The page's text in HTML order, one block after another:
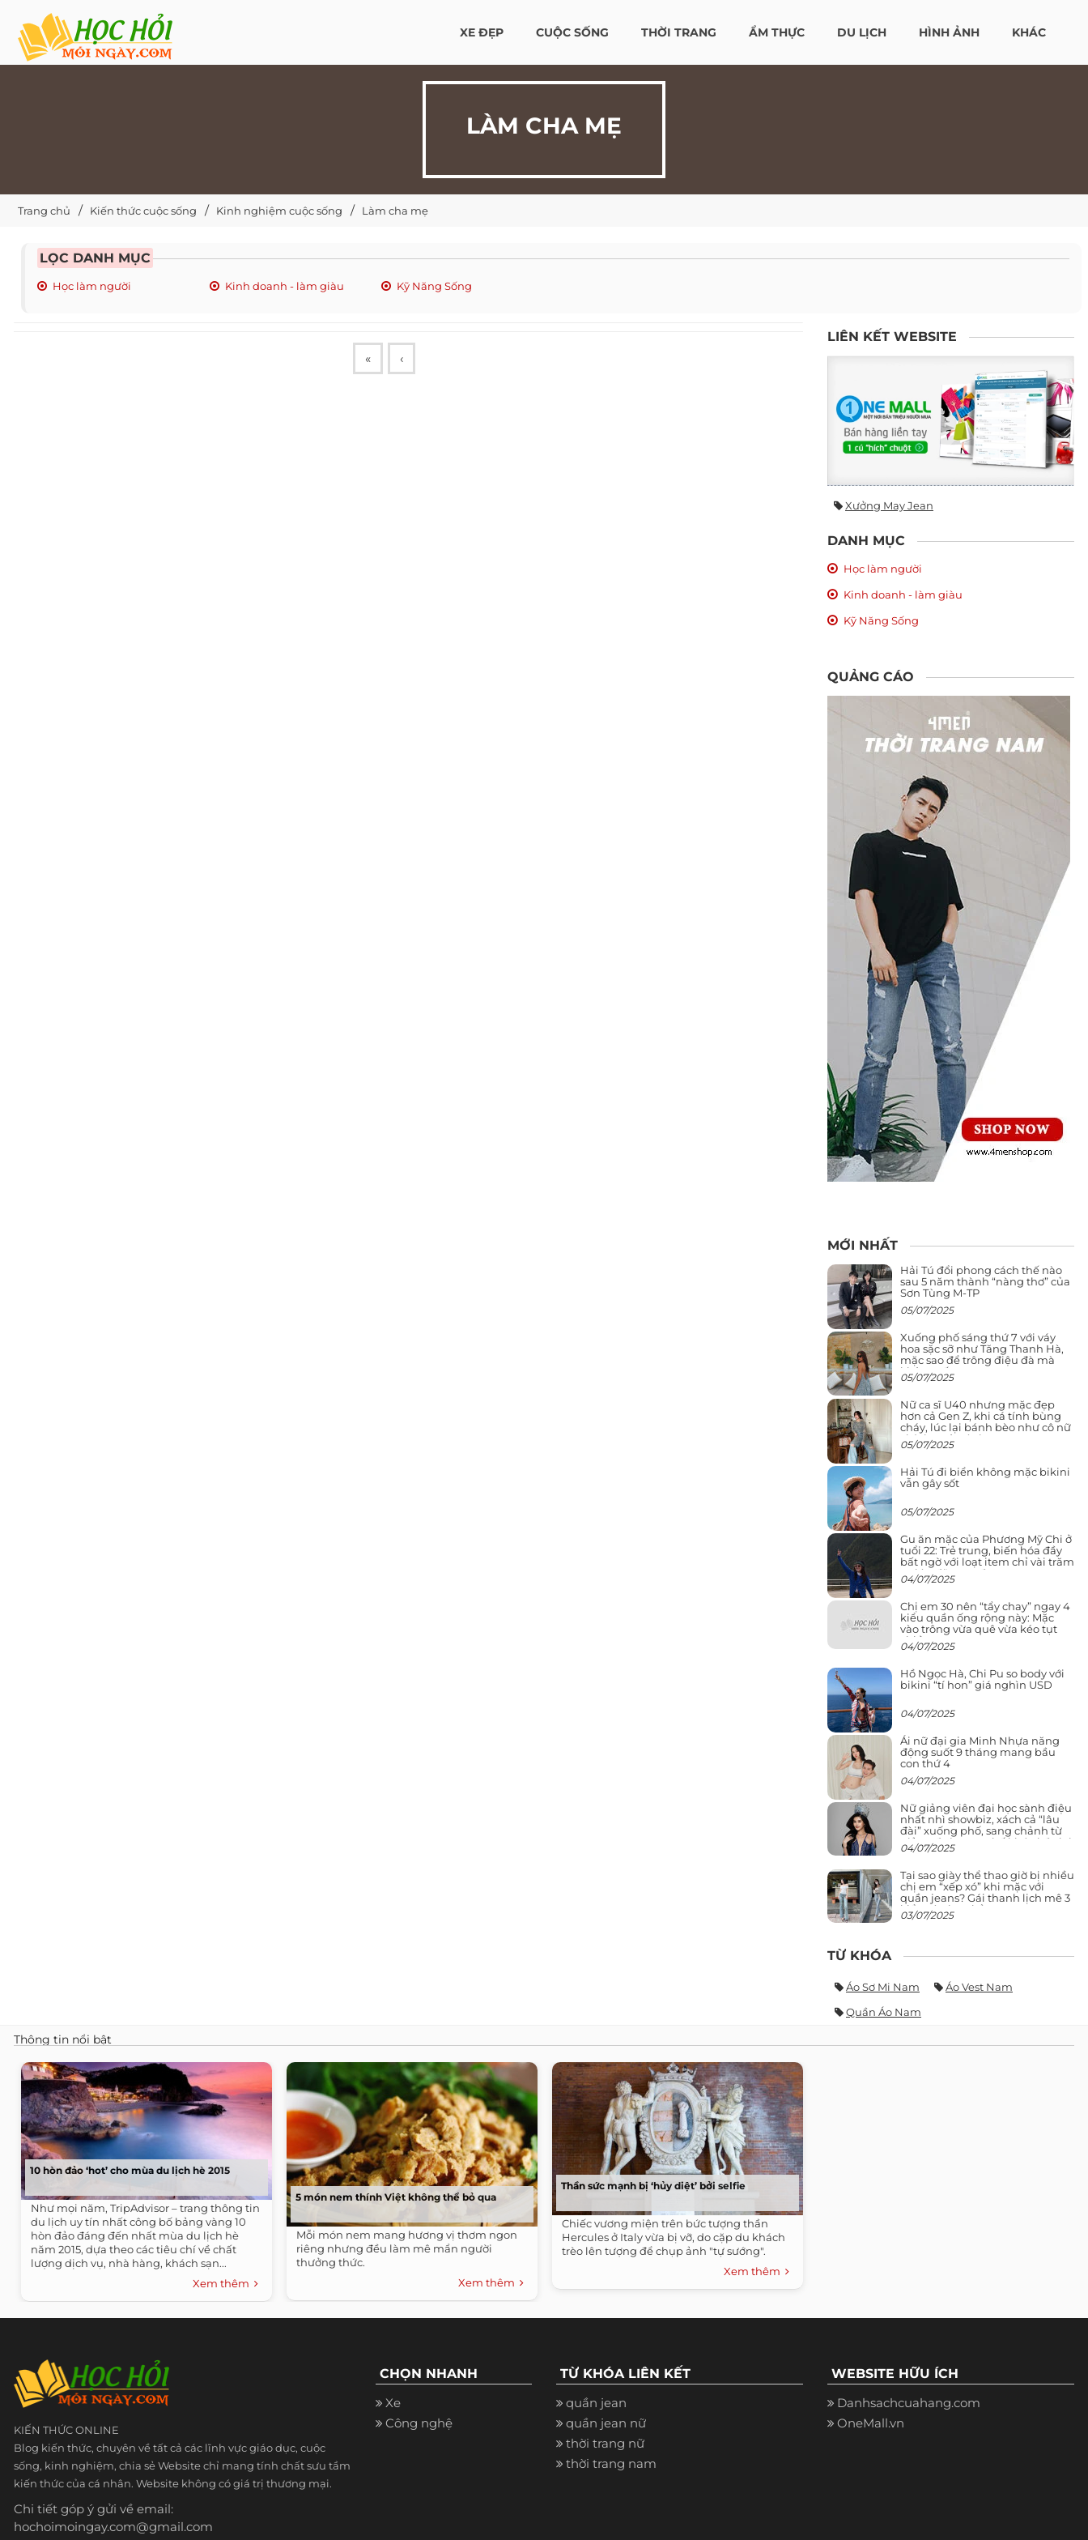
XE ĐẸP CUỘC SỐNG THỜI TRANG ẨM THỰC DU LỊCH HÌNH ẢNH KHÁC
LÀM CHA MẸ
Trang chủ Kiến thức cuộc sống Kinh nghiệm cuộc sống Làm cha mẹ
LỌC DANH MỤC
Học làm người Kinh doanh - làm giàu Kỹ Năng Sống
« ‹
LIÊN KẾT WEBSITE
Xưởng May Jean
DANH MỤC
Học làm người
Kinh doanh - làm giàu
Kỹ Năng Sống
QUẢNG CÁO
MỚI NHẤT
Hải Tú đổi phong cách thế nào
sau 5 năm thành “nàng thơ” của
Sơn Tùng M-TP
05/07/2025
Xuống phố sáng thứ 7 với váy
hoa sặc sỡ như Tăng Thanh Hà,
mặc sao để trông điệu đà mà
không sến
05/07/2025
Nữ ca sĩ U40 nhưng mặc đẹp
hơn cả Gen Z, khi cá tính bùng
cháy, lúc lại bánh bèo như cô nữ
chính ngôn tình
05/07/2025
Hải Tú đi biển không mặc bikini
vẫn gây sốt
05/07/2025
Gu ăn mặc của Phương Mỹ Chi ở
tuổi 22: Trẻ trung, biến hóa đầy
bất ngờ với loạt item chỉ vài trăm
nghìn đã mua được
04/07/2025
Chị em 30 nên “tẩy chay” ngay 4
kiểu quần ống rộng này: Mặc
vào trông vừa quê vừa kéo tụt
chiều cao
04/07/2025
Hồ Ngọc Hà, Chi Pu so body với
bikini “tí hon” giá nghìn USD
04/07/2025
Ái nữ đại gia Minh Nhựa năng
động suốt 9 tháng mang bầu
con thứ 4
04/07/2025
Nữ giảng viên đại học sành điệu
nhất nhì showbiz, xách cả “lâu
đài” xuống phố, sang chảnh từ
giảng đường ra phố khó ai đọ lại
04/07/2025
Tại sao giày thể thao giờ bị nhiều
chị em “xếp xó” khi mặc với
quần jeans? Gái thanh lịch mê 3
kiểu này hơn hẳn
03/07/2025
TỪ KHÓA
Áo Sơ Mi Nam
Áo Vest Nam
Quần Áo Nam
Thông tin nổi bật
10 hòn đảo ‘hot’ cho mùa du lịch hè 2015
Như mọi năm, TripAdvisor – trang thông tin
du lịch uy tín nhất công bố bảng vàng 10
hòn đảo đáng đến nhất mùa du lịch hè
năm 2015, dựa theo các tiêu chí về chất
lượng dịch vụ, nhà hàng, khách sạn...
Xem thêm
5 món nem thính Việt không thể bỏ qua
Mỗi món nem mang hương vị thơm ngon
riêng nhưng đều làm mê mẩn người
thưởng thức.
Xem thêm
Thần sức mạnh bị ‘hủy diệt’ bởi selfie
Chiếc vương miện trên bức tượng thần
Hercules ở Italy vừa bị vỡ, do cặp du khách
trèo lên tượng để chụp ảnh "tự sướng".
Xem thêm
KIẾN THỨC ONLINE
Blog kiến thức, chuyên về tất cả các lĩnh vực giáo dục, cuộc
sống, kinh nghiệm, chia sẻ Website chỉ mang tính chất sưu tầm
kiến thức của cá nhân. Website không có giá trị thương mại.
Chi tiết góp ý gửi về email:
hochoimoingay.com@gmail.com
CHỌN NHANH
Xe
Công nghệ
TỪ KHÓA LIÊN KẾT
quần jean
quần jean nữ
thời trang nữ
thời trang nam
WEBSITE HỮU ÍCH
Danhsachcuahang.com
OneMall.vn